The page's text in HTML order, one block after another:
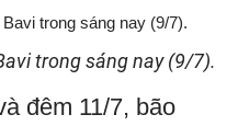
trong sáng nay (9/7).
đêm 11/7, bão